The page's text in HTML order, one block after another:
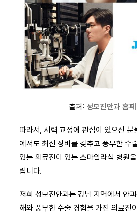
출처: 성모진안과 홈페
따라서, 시력 교정에 관심이 있으신 분
에서도 최신 장비를 갖추고 풍부한 수
있는 의료진이 있는 스마일라식 병원
립니다.
저희 성모진안과는 강남 지역에서 안
해와 풍부한 수술 경험을 가진 의료진